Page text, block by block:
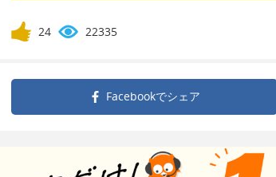
24 22335
Facebookでシェア